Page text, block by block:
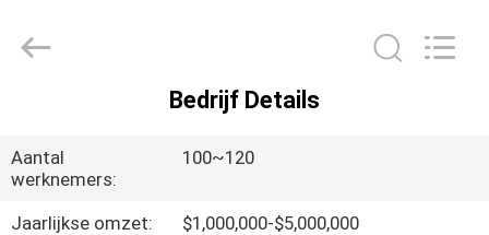
PRODUCTEN
Export
Bedrijf Details
Aantal
werknemers:
100~120
Jaarlijkse omzet:
$1,000,000-$5,000,000